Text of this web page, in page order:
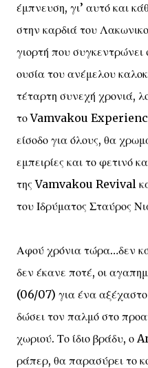
έμπνευση, γι’ αυτό και
στην καρδιά του
γιορτή που συγκεντρώνει
ουσία του ανέμελου
τέταρτη συνεχή χρονιά,
το Vamvakou
είσοδο για όλους, θα
εμπειρίες και το φετινό
της Vamvakou Revival
του Ιδρύματος Σταύρος
Αφού χρόνια τώρα…δεν
δεν έκανε ποτέ, οι
(06/07) για ένα
δώσει τον παλμό στο
χωριού. Το ίδιο βράδυ, ο
ράπερ, θα παρασύρει το